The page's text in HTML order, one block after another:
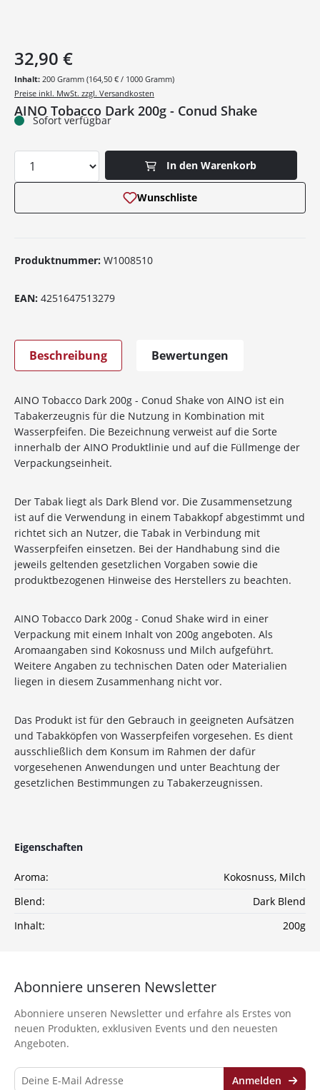
AINO Tobacco Dark 200g - Conud Shake
32,90 €
Inhalt: 200 Gramm (164,50 € / 1000 Gramm)
Preise inkl. MwSt. zzgl. Versandkosten
Sofort verfügbar
Produkt Anzahl: Gib den gewünschten
In den Warenkorb
Wunschliste
Produktnummer: W1008510
EAN: 4251647513279
Beschreibung Bewertungen
AINO Tobacco Dark 200g - Conud Shake von AINO ist ein
Tabakerzeugnis für die Nutzung in Kombination mit
Wasserpfeifen. Die Bezeichnung verweist auf die Sorte
innerhalb der AINO Produktlinie und auf die Füllmenge der
Verpackungseinheit.
Der Tabak liegt als Dark Blend vor. Die Zusammensetzung
ist auf die Verwendung in einem Tabakkopf abgestimmt und
richtet sich an Nutzer, die Tabak in Verbindung mit
Wasserpfeifen einsetzen. Bei der Handhabung sind die
jeweils geltenden gesetzlichen Vorgaben sowie die
produktbezogenen Hinweise des Herstellers zu beachten.
AINO Tobacco Dark 200g - Conud Shake wird in einer
Verpackung mit einem Inhalt von 200g angeboten. Als
Aromaangaben sind Kokosnuss und Milch aufgeführt.
Weitere Angaben zu technischen Daten oder Materialien
liegen in diesem Zusammenhang nicht vor.
Das Produkt ist für den Gebrauch in geeigneten Aufsätzen
und Tabakköpfen von Wasserpfeifen vorgesehen. Es dient
ausschließlich dem Konsum im Rahmen der dafür
vorgesehenen Anwendungen und unter Beachtung der
gesetzlichen Bestimmungen zu Tabakerzeugnissen.
Eigenschaften
Aroma: Kokosnuss, Milch
Blend:
Dark Blend
Inhalt:
200g
10%Newsletter-Rabatt
auf deine Bestellung
Sichere dir jetzt 10% Rabatt* auf deine Bestellung
bei Wolke7ShishaShop.de!
Nutze unseren exklusiven Rabattcode und spare bei
was du für das perfekte Shisha-Erlebnis brauchst!
*Gilt nicht für Tabakwaren, Vapes, Liquid, Kohle und Xkah
Anmelden
Abonniere unseren Newsletter
Abonniere unseren Newsletter und erfahre als Erstes von
neuen Produkten, exklusiven Events und den neuesten
Angeboten.
Anmelden